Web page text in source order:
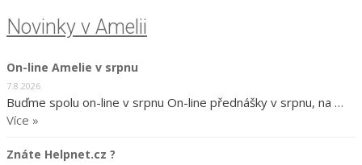
Novinky v Amelii
On-line Amelie v srpnu
7.8.2026
Buďme spolu on-line v srpnu On-line přednášky v srpnu, na …
Více »
Znáte Helpnet.cz ?